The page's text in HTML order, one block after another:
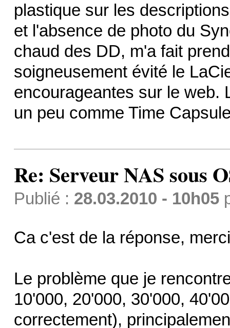
plastique sur les
et l'absence de photo du
chaud des DD, m'a fait
soigneusement évité le
encourageantes sur le web.
un peu comme Time
Re: Serveur NAS sous
Publié : 28.03.2010 - 10h05
Ca c'est de la réponse,
Le problème que je
10'000, 20'000, 30'000,
correctement),